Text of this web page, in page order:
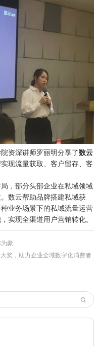
资深讲师罗丽明分享了数云
实现流量获取、客户留存、客
，部分头部企业在私域领域
数云帮助品牌搭建私域获
业务场景下的私域流量运营
实现全渠道用户营销转化。
豪
奖，助力企业全域数字化消费者